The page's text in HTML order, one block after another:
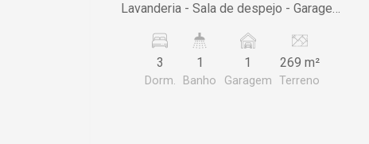
Lavanderia - Sala de despejo - Garagem
3
Dorm.
1
Banho
1
Garagem
269 m²
Terreno